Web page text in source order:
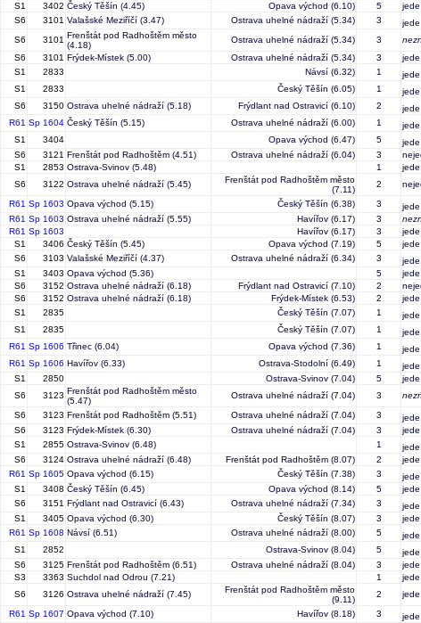
S1 3402 Český Těšín (4.45) Opava východ (6.10) 5
S6 3101 Valašské Meziříčí (3.47) Ostrava uhelné nádraží (5.34) 3
S6 3101 Frenštát pod Radhoštěm město
(4.18)
Ostrava uhelné nádraží (5.34) 3
S6 3101 Frýdek-Místek (5.00) Ostrava uhelné nádraží (5.34) 3
S1 2833 Návsí (6.32) 1
S1 2833 Český Těšín (6.05) 1
S6 3150 Ostrava uhelné nádraží (5.18) Frýdlant nad Ostravicí (6.10) 2
R61 Sp 1604 Český Těšín (5.15) Ostrava uhelné nádraží (6.00) 1
S1 3404 Opava východ (6.47) 5
S6 3121 Frenštát pod Radhoštěm (4.51) Ostrava uhelné nádraží (6.04) 3
S1 2853 Ostrava-Svinov (5.48) 1
S6 3122 Ostrava uhelné nádraží (5.45)
Frenštát pod Radhoštěm město
(7.11)
2
R61 Sp 1603 Opava východ (5.15) Český Těšín (6.38) 3
R61 Sp 1603 Ostrava uhelné nádraží (5.55) Havířov (6.17) 3
R61 Sp 1603 Havířov (6.17) 3
S1 3406 Český Těšín (5.45) Opava východ (7.19) 5
S6 3103 Valašské Meziříčí (4.37) Ostrava uhelné nádraží (6.34) 3
S1 3403 Opava východ (5.36) 5
S6 3152 Ostrava uhelné nádraží (6.18) Frýdlant nad Ostravicí (7.10) 2
S6 3152 Ostrava uhelné nádraží (6.18) Frýdek-Místek (6.53) 2
S1 2835 Český Těšín (7.07) 1
S1 2835 Český Těšín (7.07) 1
R61 Sp 1606 Třinec (6.04) Opava východ (7.36) 1
R61 Sp 1606 Havířov (6.33) Ostrava-Stodolní (6.49) 1
S1 2850 Ostrava-Svinov (7.04) 5
S6 3123 Frenštát pod Radhoštěm město
(5.47)
Ostrava uhelné nádraží (7.04) 3
S6 3123 Frenštát pod Radhoštěm (5.51) Ostrava uhelné nádraží (7.04) 3
S6 3123 Frýdek-Místek (6.30) Ostrava uhelné nádraží (7.04) 3
S1 2855 Ostrava-Svinov (6.48) 1
S6 3124 Ostrava uhelné nádraží (6.48) Frenštát pod Radhoštěm (8.07) 2
R61 Sp 1605 Opava východ (6.15) Český Těšín (7.38) 3
S1 3408 Český Těšín (6.45) Opava východ (8.14) 5
S6 3151 Frýdlant nad Ostravicí (6.43) Ostrava uhelné nádraží (7.34) 3
S1 3405 Opava východ (6.30) Český Těšín (8.07) 3
R61 Sp 1608 Návsí (6.51) Ostrava uhelné nádraží (8.00) 5
S1 2852 Ostrava-Svinov (8.04) 5
S6 3125 Frenštát pod Radhoštěm (6.51) Ostrava uhelné nádraží (8.04) 3
S3 3363 Suchdol nad Odrou (7.21) 1
S6 3126 Ostrava uhelné nádraží (7.45)
Frenštát pod Radhoštěm město
(9.11)
2
R61 Sp 1607 Opava východ (7.10) Havířov (8.18) 3